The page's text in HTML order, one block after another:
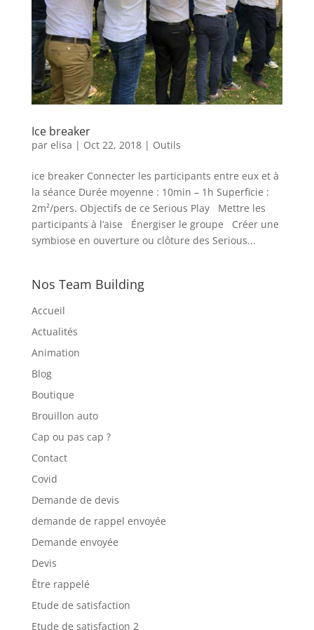
Ice breaker
par elisa | Oct 22, 2018| Outils
ice breaker Connecter les participants entre eux et à
la séance Durée moyenne : 10min – 1h Superficie :
2m²/pers. Objectifs de ce Serious Play Mettre les
participants à l’aise Énergiser le groupe Créer une
symbiose en ouverture ou clôture des Serious...
Nos Team Building
Accueil
Actualités
Animation
Blog
Boutique
Brouillon auto
Cap ou pas cap ?
Contact
Covid
Demande de devis
demande de rappel envoyée
Demande envoyée
Devis
Être rappelé
Etude de satisfaction
Etude de satisfaction 2